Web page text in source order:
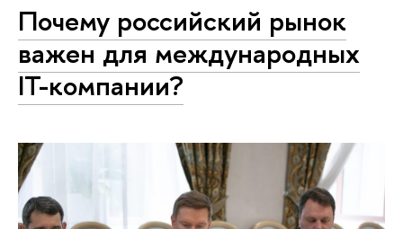
Почему российский рынок
важен для международных
IT-компании?